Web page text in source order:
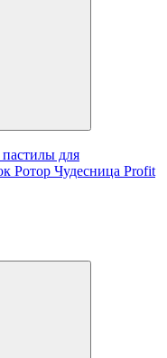
для
Ротор Чудесница Profit